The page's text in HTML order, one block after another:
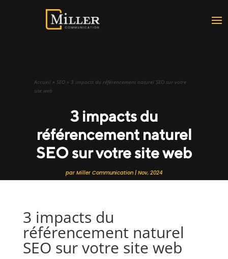
Accueil »SEO »3 impacts du référencement naturel SEO sur votre
site web
3 impacts du
référencement naturel
SEO sur votre site web
par Miller Communication | Nov, 2024
3 impacts du
référencement naturel
SEO sur votre site web